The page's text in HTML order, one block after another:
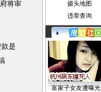
将审
是
摄头地图
违章查询
富家子女友遭曝光